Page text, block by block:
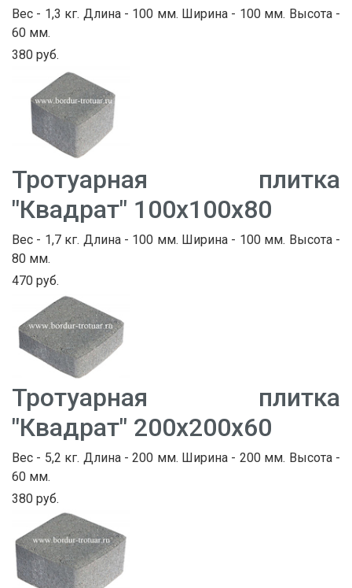
Вес - 1,3 кг. Длина - 100 мм. Ширина - 100 мм. Высота -
60 мм.
380 руб.
Тротуарная плитка
"Квадрат" 100х100х80
Вес - 1,7 кг. Длина - 100 мм. Ширина - 100 мм. Высота -
80 мм.
470 руб.
Тротуарная плитка
"Квадрат" 200х200х60
Вес - 5,2 кг. Длина - 200 мм. Ширина - 200 мм. Высота -
60 мм.
380 руб.